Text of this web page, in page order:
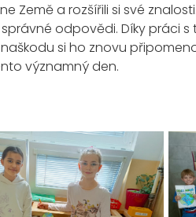
Země a rozšířili si své
odpovědi. Díky práci s
si ho znovu
významný den.